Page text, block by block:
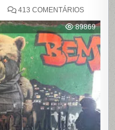
413 COMENTÁRIOSEM
POLICIAL
DEIXA
121
MORTOS
NOS
DO
ALEMÃO
PENHA,
NO
RIO
89869